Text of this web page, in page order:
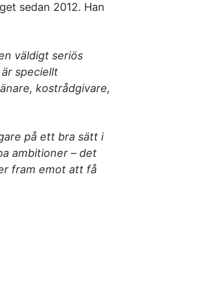
sedan 2012. Han
väldigt seriös
speciellt
kostrådgivare,
på ett bra sätt i
ambitioner – det
fram emot att få